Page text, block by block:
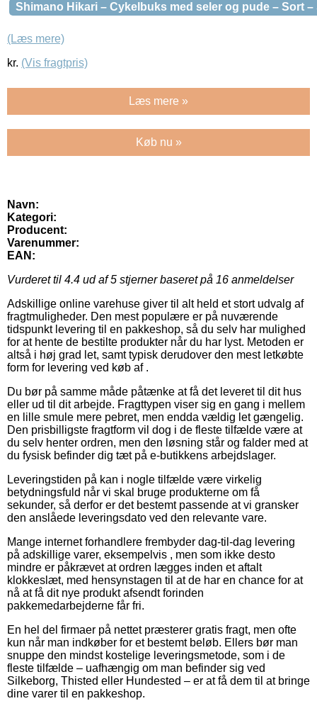
Shimano Hikari – Cykelbuks med seler og pude – Sort –
(Læs mere)
kr. (Vis fragtpris)
Læs mere »
Køb nu »
Navn:
Kategori:
Producent:
Varenummer:
EAN:
Vurderet til 4.4 ud af 5 stjerner baseret på 16 anmeldelser
Adskillige online varehuse giver til alt held et stort udvalg af
fragtmuligheder. Den mest populære er på nuværende
tidspunkt levering til en pakkeshop, så du selv har mulighed
for at hente de bestilte produkter når du har lyst. Metoden er
altså i høj grad let, samt typisk derudover den mest letkøbte
form for levering ved køb af .
Du bør på samme måde påtænke at få det leveret til dit hus
eller ud til dit arbejde. Fragttypen viser sig en gang i mellem
en lille smule mere pebret, men endda vældig let gængelig.
Den prisbilligste fragtform vil dog i de fleste tilfælde være at
du selv henter ordren, men den løsning står og falder med at
du fysisk befinder dig tæt på e-butikkens arbejdslager.
Leveringstiden på kan i nogle tilfælde være virkelig
betydningsfuld når vi skal bruge produkterne om få
sekunder, så derfor er det bestemt passende at vi gransker
den anslåede leveringsdato ved den relevante vare.
Mange internet forhandlere frembyder dag-til-dag levering
på adskillige varer, eksempelvis , men som ikke desto
mindre er påkrævet at ordren lægges inden et aftalt
klokkeslæt, med hensynstagen til at de har en chance for at
nå at få dit nye produkt afsendt forinden
pakkemedarbejderne får fri.
En hel del firmaer på nettet præsterer gratis fragt, men ofte
kun når man indkøber for et bestemt beløb. Ellers bør man
snuppe den mindst kostelige leveringsmetode, som i de
fleste tilfælde – uafhængig om man befinder sig ved
Silkeborg, Thisted eller Hundested – er at få dem til at bringe
dine varer til en pakkeshop.